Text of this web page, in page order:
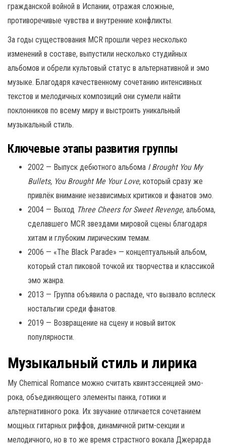
гражданской войной в Испании, отражая сложные,
противоречивые чувства и внутренние конфликты.
За годы существования MCR прошли через несколько
изменений в составе, выпустили несколько студийных
альбомов и обрели культовый статус в альтернативной и эмо
музыке. Благодаря качественному сочетанию интенсивных
текстов и мелодичных композиций они сумели найти
поклонников по всему миру и выстроить уникальный
музыкальный стиль.
Ключевые этапы развития группы
2002 — Выпуск дебютного альбома I Brought You My
Bullets, You Brought Me Your Love, который сразу же
привлёк внимание независимых критиков и фанатов эмо.
2004 — Выход Three Cheers for Sweet Revenge, альбома,
сделавшего MCR звездами мировой сцены благодаря
хитам и глубоким лирическим темам.
2006 — «The Black Parade» — концептуальный альбом,
который стал пиковой точкой их творчества и классикой
эмо жанра.
2013 — Группа объявила о распаде, что вызвало всплеск
ностальгии среди фанатов.
2019 — Возвращение на сцену и новый виток
популярности.
Музыкальный стиль и лирика
My Chemical Romance можно считать квинтэссенцией эмо-
рока, объединяющего элементы панка, готики и
альтернативного рока. Их звучание отличается сочетанием
мощных гитарных риффов, динамичной ритм-секции и
мелодичного, но в то же время страстного вокала Джерарда